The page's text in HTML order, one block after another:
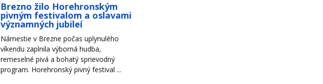
Brezno žilo Horehronským
pivným festivalom a oslavami
významných jubileí
Námestie v Brezne počas uplynulého
víkendu zaplnila výborná hudba,
remeselné pivá a bohatý sprievodný
program. Horehronský pivný festival ...